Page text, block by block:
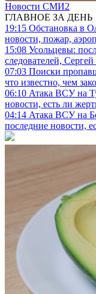
Новости СМИ2
ГЛАВНОЕ ЗА ДЕНЬ
19:15 Обстановка в
новости, пожар,
15:08 Усольцевы:
следователей,
07:03 Поиски
что известно, чем
06:10 Атака ВСУ на
новости, есть ли
04:14 Атака ВСУ на
последние новости,